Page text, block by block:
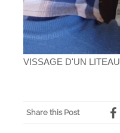
VISSAGE D'UN LITEAU
Share this Post